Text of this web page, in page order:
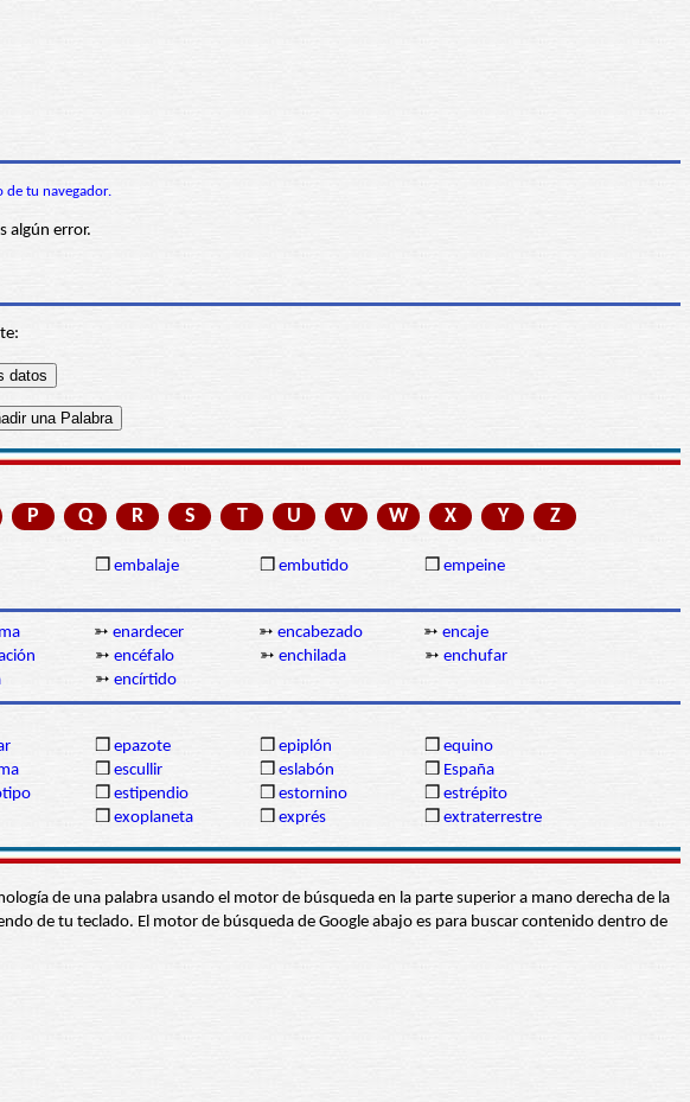
de tu navegador.
algún error.
P Q R S T U V W X Y Z
❒ embalaje ❒ embutido ❒ empeine
➳ enardecer ➳ encabezado ➳ encaje
➳ encéfalo ➳ enchilada ➳ enchufar
➳ encírtido
❒ epazote ❒ epiplón ❒ equino
❒ escullir ❒ eslabón ❒ España
❒ estipendio ❒ estornino ❒ estrépito
❒ exoplaneta ❒ exprés ❒ extraterrestre
de una palabra usando el motor de búsqueda en la parte superior a mano derecha de la
de tu teclado. El motor de búsqueda de Google abajo es para buscar contenido dentro de